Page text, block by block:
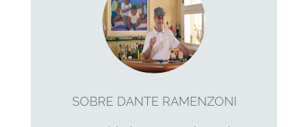
SOBRE DANTE RAMENZONI